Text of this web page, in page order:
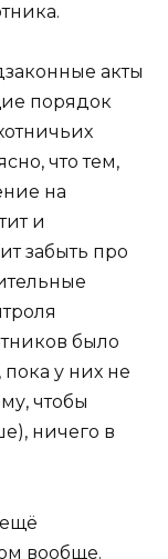
акты
порядок
что тем,
на
и
забыть про
было
у них не
чтобы
ничего в
вообще.